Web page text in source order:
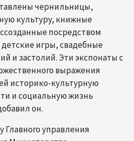
чернильницы,
культуру, книжные
посредством
игры, свадебные
и застолий. Эти экспонаты с
выражения
историко-культурную
и социальную жизнь
он.
Главного управления